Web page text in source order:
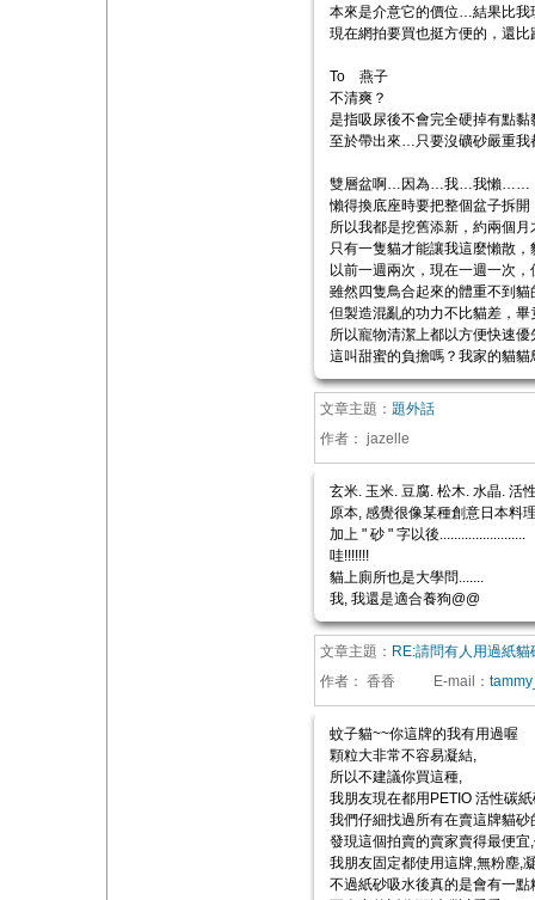
本來是介意它的價位…結果比
現在網拍要買也挺方便的，還
To 燕子
不清爽？
是指吸尿後不會完全硬掉有點黏
至於帶出來…只要沒礦砂嚴重我
雙層盆啊…因為…我…我懶……
懶得換底座時要把整個盆子拆
所以我都是挖舊添新，約兩個
只有一隻貓才能讓我這麼懶散
以前一週兩次，現在一週一次
雖然四隻鳥合起來的體重不到貓
但製造混亂的功力不比貓差，
所以寵物清潔上都以方便快速優
這叫甜蜜的負擔嗎？我家的貓
文章主題： 題外話
作者： jazelle
玄米. 玉米. 豆腐. 松木. 水晶. 活
原本, 感覺很像某種創意日本料
加上 " 砂 " 字以後........................
哇!!!!!!!
貓上廁所也是大學問.......
我, 我還是適合養狗@@
文章主題： RE:請問有人用過紙貓
作者： 香香 E-mail ：
蚊子貓~~你這牌的我有用過喔
顆粒大非常不容易凝結,
所以不建議你買這種,
我朋友現在都用PETIO 活性碳紙
我們仔細找過所有在賣這牌貓砂
發現這個拍賣的賣家賣得最便宜
我朋友固定都使用這牌,無粉塵,
不過紙砂吸水後真的是會有一點